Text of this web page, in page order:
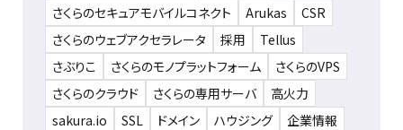
さくらのセキュアモバイルコネクト
Arukas
CSR
さくらのウェブアクセラレータ
採用
Tellus
さぶりこ
さくらのモノプラットフォーム
さくらのVPS
さくらのクラウド
さくらの専用サーバ
高火力
sakura.io
SSL ドメイン ハウジング 企業情報